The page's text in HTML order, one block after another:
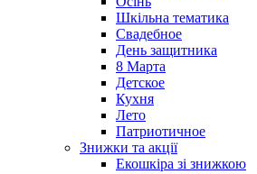
Шкільна тематика
Свадебное
День защитника
8 Марта
Детское
Кухня
Лето
Патриотичное
Знижки та акції
Екошкіра зі знижкою